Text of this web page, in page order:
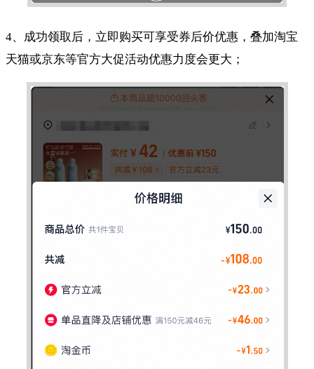
4、成功领取后，立即购买可享受券后价优惠，叠加淘宝
天猫或京东等官方大促活动优惠力度会更大；